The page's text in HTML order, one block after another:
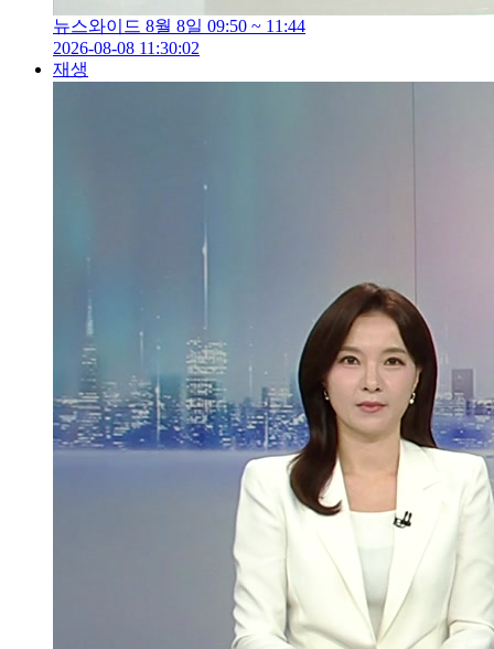
뉴스와이드 8월 8일 09:50 ~ 11:44
2026-08-08 11:30:02
재생